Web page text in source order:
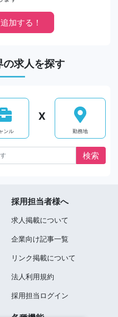
加する！
の求人を探す
ンル
X
勤務地
採用担当者様へ
求人掲載について
企業向け記事一覧
リンク掲載について
法人利用規約
採用担当ログイン